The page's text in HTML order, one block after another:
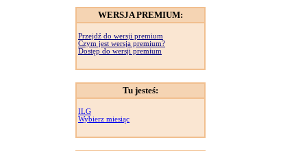
WERSJA PREMIUM:
Przejdź do wersji premium
Czym jest wersja premium?
Dostęp do wersji premium
Tu jesteś:
ILG
Wybierz miesiąc